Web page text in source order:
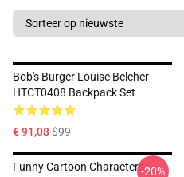
Bob's Burger Louise Belcher
HTCT0408 Backpack Set
€ 91,08$99
Funny Cartoon Characters-20%